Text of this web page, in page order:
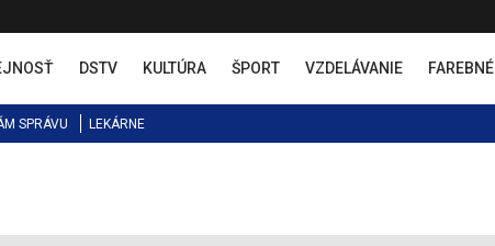
DSTV KULTÚRA ŠPORT VZDELÁVANIE FAREBNÉ
SPRÁVU LEKÁRNE